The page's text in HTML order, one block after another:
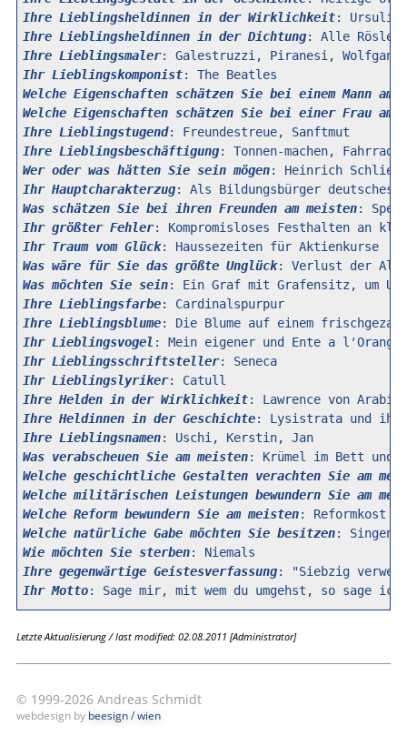
Ihre Lieblingsheldinnen in der Wirklichkeit
Ihre Lieblingsheldinnen in der Dichtung
Ihre Lieblingsmaler
Ihr Lieblingskomponist
Welche Eigenschaften schätzen Sie bei einem Mann am
Welche Eigenschaften schätzen Sie bei einer Frau am
Ihre Lieblingstugend
Ihre Lieblingsbeschäftigung
Wer oder was hätten Sie sein mögen
Ihr Hauptcharakterzug
Was schätzen Sie bei ihren Freunden am meisten
Ihr größter Fehler
Ihr Traum vom Glück
: Haussezeiten für Aktienkurse
Was wäre für Sie das größte Unglück
Was möchten Sie sein
Ihre Lieblingsfarbe
: Cardinalspurpur
Ihre Lieblingsblume
Ihr Lieblingsvogel
Ihr Lieblingsschriftsteller
: Seneca
Ihr Lieblingslyriker
Ihre Helden in der Wirklichkeit
Ihre Heldinnen in der Geschichte
Ihre Lieblingsnamen
: Uschi, Kerstin, Jan
Was verabscheuen Sie am meisten
Welche geschichtliche Gestalten verachten Sie am
Welche militärischen Leistungen bewundern Sie am
Welche Reform bewundern Sie am meisten
Welche natürliche Gabe möchten Sie besitzen
Wie möchten Sie sterben
Ihre gegenwärtige Geistesverfassung
Ihr Motto
Letzte Aktualisierung / last modified: 02.08.2011 [Administrator]
© 1999-2026 Andreas Schmidt
webdesign by beesign / wien